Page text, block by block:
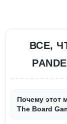
ВСЕ,
Почему этот
The Board